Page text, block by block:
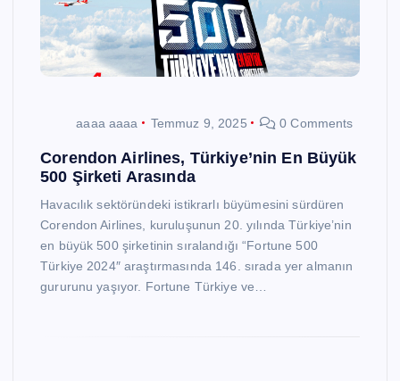
aaaa aaaa Temmuz 9, 2025 0 Comments
Corendon Airlines, Türkiye’nin En Büyük
500 Şirketi Arasında
Havacılık sektöründeki istikrarlı büyümesini sürdüren
Corendon Airlines, kuruluşunun 20. yılında Türkiye’nin
en büyük 500 şirketinin sıralandığı “Fortune 500
Türkiye 2024″ araştırmasında 146. sırada yer almanın
gururunu yaşıyor. Fortune Türkiye ve…